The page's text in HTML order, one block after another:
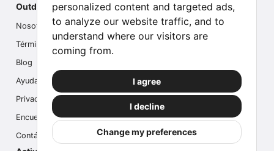
personalized content and targeted ads,
to analyze our website traffic, and to
understand where our visitors are
coming from.
I agree
I decline
Change my preferences
Outdoor Index
Nosotros
Términos
Blog
Ayuda
Privacidad
Encuesta
Contáctanos